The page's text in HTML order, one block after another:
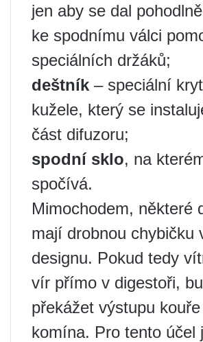
jen aby se dal
ke spodnímu válci
speciálních držáků;
deštník – speciální
kužele, který se
část difuzoru;
spodní sklo, na
spočívá.
Mimochodem, některé
mají drobnou chybičku
designu. Pokud tedy
vír přímo v digestoři,
překážet výstupu
komína. Pro tento účel